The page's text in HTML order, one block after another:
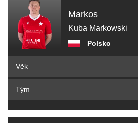
Markos
Kuba Markowski
Polsko
Věk
Tým